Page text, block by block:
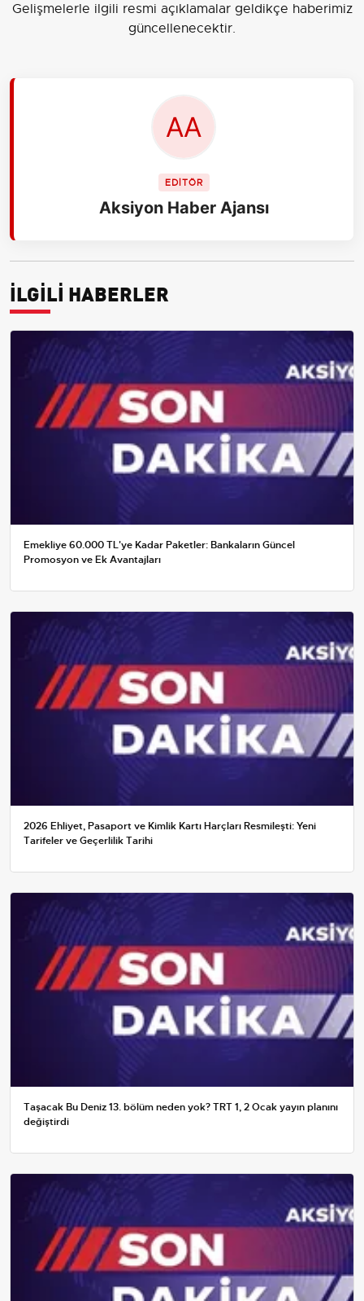
Gelişmelerle ilgili resmi açıklamalar geldikçe haberimiz
güncellenecektir.
EDİTÖR
Aksiyon Haber Ajansı
İLGİLİ HABERLER
Emekliye 60.000 TL'ye Kadar Paketler: Bankaların Güncel
Promosyon ve Ek Avantajları
2026 Ehliyet, Pasaport ve Kimlik Kartı Harçları Resmileşti: Yeni
Tarifeler ve Geçerlilik Tarihi
Taşacak Bu Deniz 13. bölüm neden yok? TRT 1, 2 Ocak yayın planını
değiştirdi